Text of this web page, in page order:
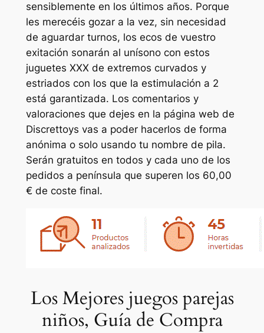
sensiblemente en los últimos años. Porque
les merecéis gozar a la vez, sin necesidad
de aguardar turnos, los ecos de vuestro
exitación sonarán al unísono con estos
juguetes XXX de extremos curvados y
estriados con los que la estimulación a 2
está garantizada. Los comentarios y
valoraciones que dejes en la página web de
Discrettoys vas a poder hacerlos de forma
anónima o solo usando tu nombre de pila.
Serán gratuitos en todos y cada uno de los
pedidos a península que superen los 60,00
€ de coste final.
Los Mejores juegos parejas
niños, Guía de Compra